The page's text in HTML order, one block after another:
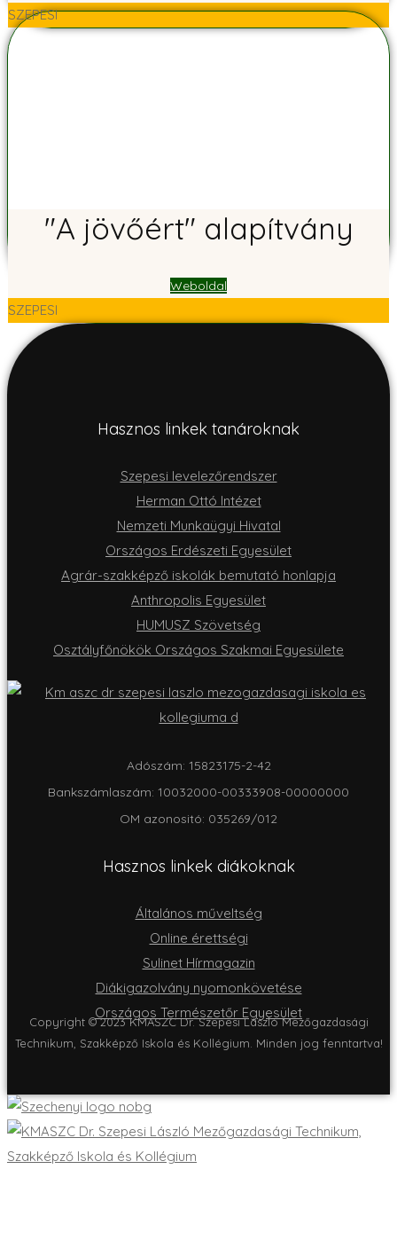
SZEPESI
"A jövőért" alapítvány
Weboldal
SZEPESI
Hasznos linkek tanároknak
Szepesi levelezőrendszer
Herman Ottó Intézet
Nemzeti Munkaügyi Hivatal
Országos Erdészeti Egyesület
Agrár-szakképző iskolák bemutató honlapja
Anthropolis Egyesület
HUMUSZ Szövetség
Osztályfőnökök Országos Szakmai Egyesülete
Adószám: 15823175-2-42
Bankszámlaszám: 10032000-00333908-00000000
OM azonositó: 035269/012
Hasznos linkek diákoknak
Általános műveltség
Online érettségi
Sulinet Hírmagazin
Diákigazolvány nyomonkövetése
Országos Természetőr Egyesület
Copyright © 2023 KMASZC Dr. Szepesi László Mezőgazdasági
Technikum, Szakképző Iskola és Kollégium. Minden jog fenntartva!